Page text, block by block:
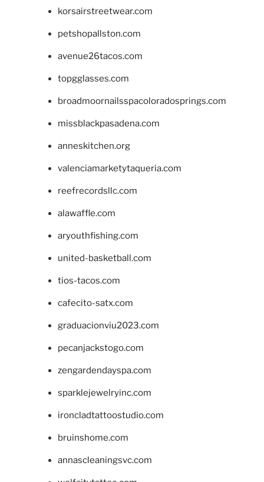
korsairstreetwear.com
petshopallston.com
avenue26tacos.com
topgglasses.com
broadmoornailsspacoloradosprings.com
missblackpasadena.com
anneskitchen.org
valenciamarketytaqueria.com
reefrecordsllc.com
alawaffle.com
aryouthfishing.com
united-basketball.com
tios-tacos.com
cafecito-satx.com
graduacionviu2023.com
pecanjackstogo.com
zengardendayspa.com
sparklejewelryinc.com
ironcladtattoostudio.com
bruinshome.com
annascleaningsvc.com